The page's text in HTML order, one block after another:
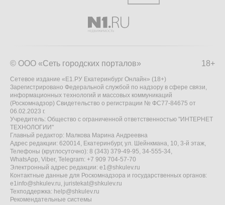
18+
© ООО «Сеть городских порталов»
Сетевое издание «Е1.РУ Екатеринбург Онлайн» (18+)
Зарегистрировано Федеральной службой по надзору в сфере связи,
информационных технологий и массовых коммуникаций
(Роскомнадзор) Свидетельство о регистрации № ФС77-84675 от
06.02.2023 г.
Учредитель: Общество с ограниченной ответственностью "ИНТЕРНЕТ
ТЕХНОЛОГИИ"
Главный редактор: Малкова Марина Андреевна
Адрес редакции: 620014, Екатеринбург, ул. Шейнкмана, 10, 3-й этаж,
Телефоны (круглосуточно): 8 (343) 379-49-95, 34-555-34,
WhatsApp, Viber, Telegram: +7 909 704-57-70
Электронный адрес редакции: e1@shkulev.ru
Контактные данные для Роскомнадзора и государственных органов:
e1info@shkulev.ru, juristekat@shkulev.ru
Техподдержка: help@shkulev.ru
Рекомендательные системы